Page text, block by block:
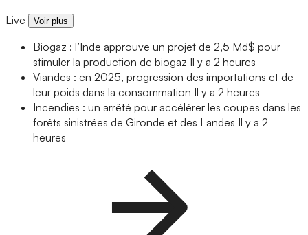
Live Voir plus
Biogaz : l’Inde approuve un projet de 2,5 Md$ pour
stimuler la production de biogaz Il y a 2 heures
Viandes : en 2025, progression des importations et de
leur poids dans la consommation Il y a 2 heures
Incendies : un arrêté pour accélérer les coupes dans les
forêts sinistrées de Gironde et des Landes Il y a 2
heures